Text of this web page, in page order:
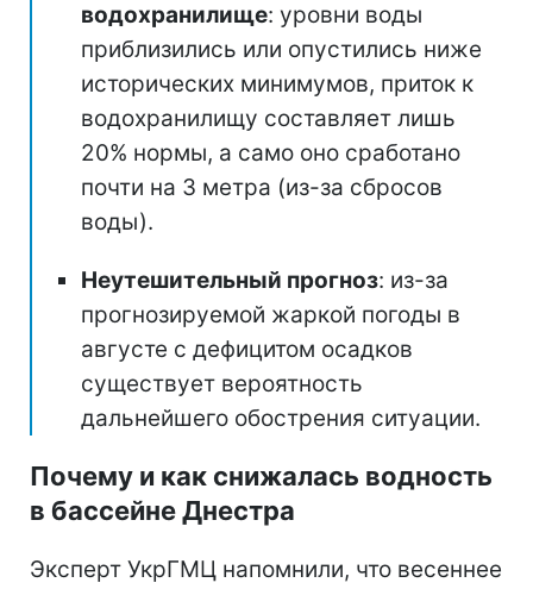
водохранилище: уровни воды
приблизились или опустились ниже
исторических минимумов, приток к
водохранилищу составляет лишь
20% нормы, а само оно сработано
почти на 3 метра (из-за сбросов
воды).
Неутешительный прогноз: из-за
прогнозируемой жаркой погоды в
августе с дефицитом осадков
существует вероятность
дальнейшего обострения ситуации.
Почему и как снижалась водность
в бассейне Днестра
Эксперт УкрГМЦ напомнили, что весеннее